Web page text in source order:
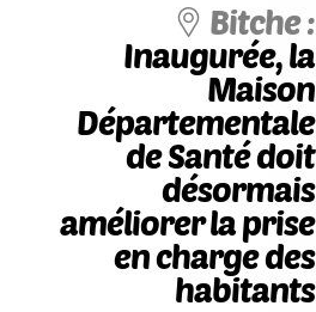
Bitche :
Inaugurée, la
Maison
Départementale
de Santé doit
désormais
améliorer la prise
en charge des
habitants